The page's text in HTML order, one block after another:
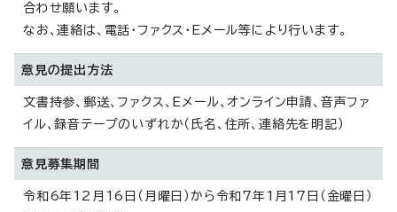
合わせ願います。
なお、連絡は、電話・ファクス・Eメール等により行います。
意見の提出方法
文書持参、郵送、ファクス、Eメール、オンライン申請、音声ファ
イル、録音テープのいずれか（氏名、住所、連絡先を明記）
意見募集期間
令和6年12月16日（月曜日）から令和7年1月17日（金曜日）